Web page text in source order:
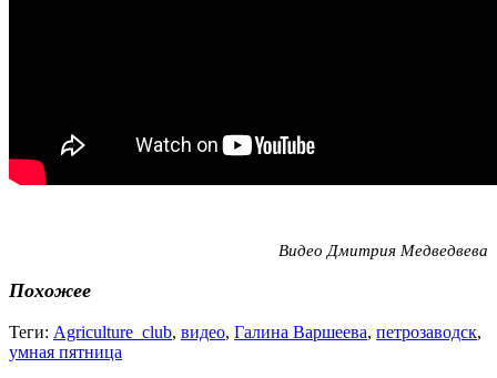
Видео Дмитрия Медведвева
Похожее
Теги: Agriculture_club, видео, Галина Варшеева, петрозаводск,
умная пятница